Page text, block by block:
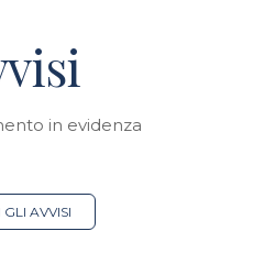
in evidenza
GLI AVVISI